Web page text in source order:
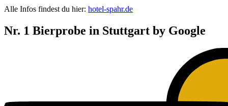
Alle Infos findest du hier: hotel-spahr.de
Nr. 1 Bierprobe in Stuttgart by Google